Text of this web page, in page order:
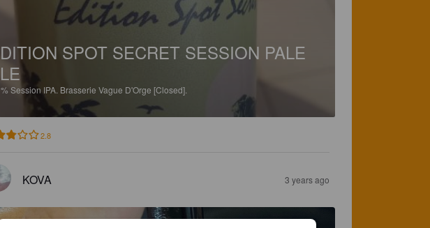
SPOT SECRET SESSION PALE
Session IPA. Brasserie Vague D'Orge [Closed].
2.8
KOVA 3 years ago